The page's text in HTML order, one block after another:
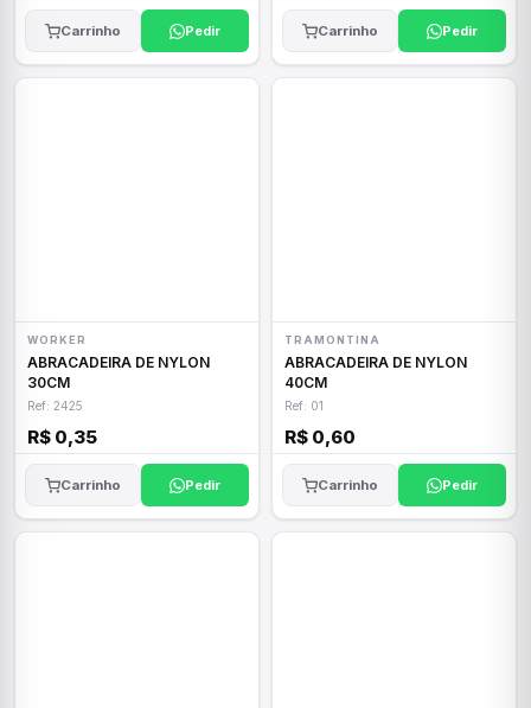
Carrinho Pedir Carrinho Pedir
WORKER
ABRACADEIRA DE NYLON
30CM
Ref: 2425
R$ 0,35
Carrinho Pedir
TRAMONTINA
ABRACADEIRA DE NYLON
40CM
Ref: 01
R$ 0,60
Carrinho Pedir